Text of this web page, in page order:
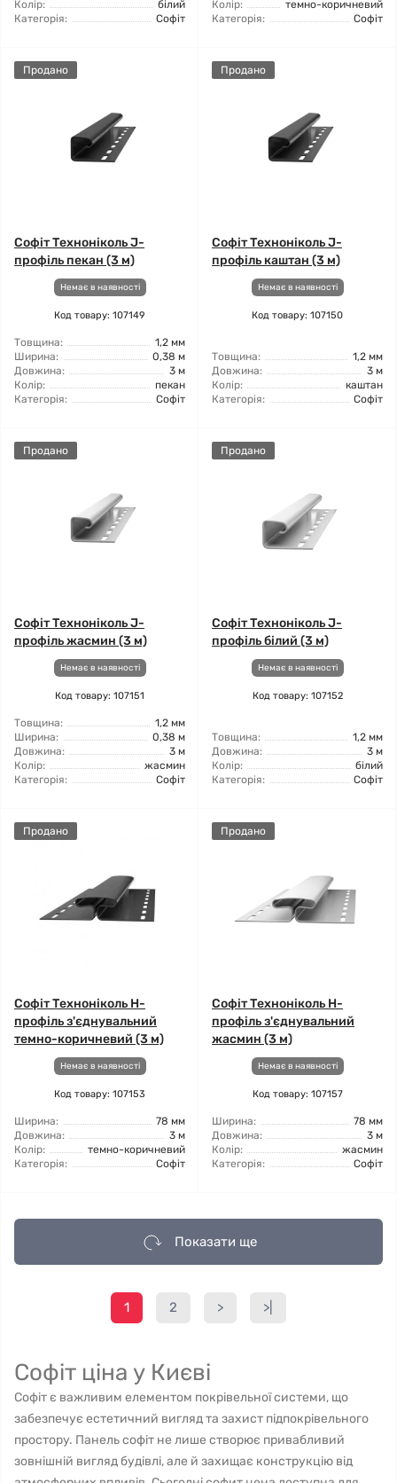
Колір:
білий
Категорія:
Софіт
Колір:
темно-коричневий
Категорія:
Софіт
Продано
Софіт Техноніколь J-
профіль пекан (3 м)
Немає в наявності
Код товару: 107149
Товщина:
1,2 мм
Ширина:
0,38 м
Довжина:
3 м
Колір:
пекан
Категорія:
Софіт
Продано
Софіт Техноніколь J-
профіль каштан (3 м)
Немає в наявності
Код товару: 107150
Товщина:
1,2 мм
Довжина:
3 м
Колір:
каштан
Категорія:
Софіт
Продано
Софіт Техноніколь J-
профіль жасмин (3 м)
Немає в наявності
Код товару: 107151
Товщина:
1,2 мм
Ширина:
0,38 м
Довжина:
3 м
Колір:
жасмин
Категорія:
Софіт
Продано
Софіт Техноніколь J-
профіль білий (3 м)
Немає в наявності
Код товару: 107152
Товщина:
1,2 мм
Довжина:
3 м
Колір:
білий
Категорія:
Софіт
Продано
Софіт Техноніколь H-
профіль з'єднувальний
темно-коричневий (3 м)
Немає в наявності
Код товару: 107153
Ширина:
78 мм
Довжина:
3 м
Колір:
темно-коричневий
Категорія:
Софіт
Продано
Софіт Техноніколь H-
профіль з'єднувальний
жасмин (3 м)
Немає в наявності
Код товару: 107157
Ширина:
78 мм
Довжина:
3 м
Колір:
жасмин
Категорія:
Софіт
Показати ще
1 2 > >|
Софіт ціна у Києві
Софіт є важливим елементом покрівельної системи, що
забезпечує естетичний вигляд та захист підпокрівельного
простору. Панель софіт не лише створює привабливий
зовнішній вигляд будівлі, але й захищає конструкцію від